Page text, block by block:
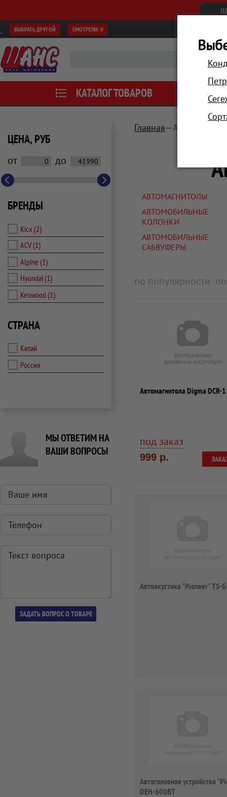
ВЫБРАТЬ ДРУГОЙ СМОТРЕЛИ:0
КАТАЛОГ ТОВАРОВ АКЦИИ
ЦЕНА, РУБ
от до
БРЕНДЫ
Kicx (2)
ACV(1)
Alpine (1)
Hyundai(1)
Kenwood (1)
СТРАНА
Китай
Россия
МЫ ОТВЕТИМ НА
ВАШИ ВОПРОСЫ
Главная Автотовары,
АВТОМАГНИТОЛЫ
АВТОМОБИЛЬНЫЕ
КОЛОНКИ
АВТОМОБИЛЬНЫЕ
САБВУФЕРЫ
по популярности
Автомагнитола Digma DCR-
под заказ
999 р.
Автоакустика "Pioneer" TS-
Автоголовное устройство
DEH-600BT